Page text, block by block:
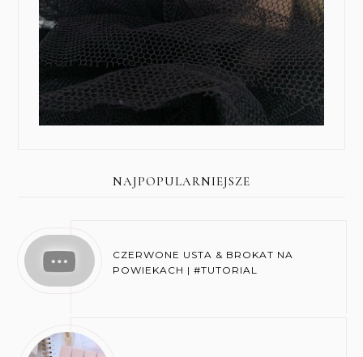
NAJPOPULARNIEJSZE
CZERWONE USTA & BROKAT NA
POWIEKACH | #TUTORIAL